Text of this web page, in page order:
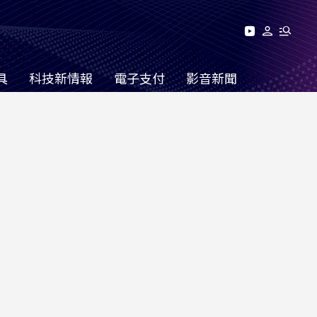
科技新情報 電子支付 影音新聞